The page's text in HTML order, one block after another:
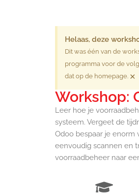
Helaas, deze
Dit was één van de
programma voor de
dat op de homepage. ×
Workshop:
Leer hoe je
systeem. Vergeet de
Odoo bespaar je enorm
eenvoudig scannen en
voorraadbeheer naar